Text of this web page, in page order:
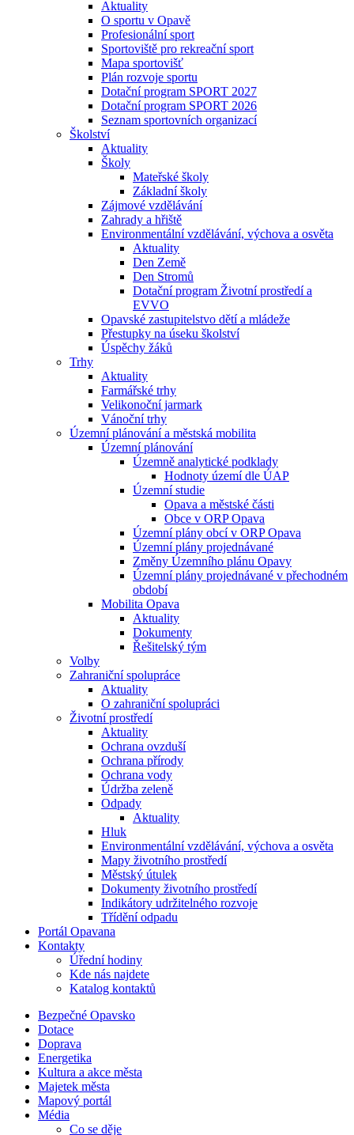
Aktuality
O sportu v Opavě
Profesionální sport
Sportoviště pro rekreační sport
Mapa sportovišť
Plán rozvoje sportu
Dotační program SPORT 2027
Dotační program SPORT 2026
Seznam sportovních organizací
Školství
Aktuality
Školy
Mateřské školy
Základní školy
Zájmové vzdělávání
Zahrady a hřiště
Environmentální vzdělávání, výchova a osvěta
Aktuality
Den Země
Den Stromů
Dotační program Životní prostředí a
EVVO
Opavské zastupitelstvo dětí a mládeže
Přestupky na úseku školství
Úspěchy žáků
Trhy
Aktuality
Farmářské trhy
Velikonoční jarmark
Vánoční trhy
Územní plánování a městská mobilita
Územní plánování
Územně analytické podklady
Hodnoty území dle ÚAP
Územní studie
Opava a městské části
Obce v ORP Opava
Územní plány obcí v ORP Opava
Územní plány projednávané
Změny Územního plánu Opavy
Územní plány projednávané v přechodném
období
Mobilita Opava
Aktuality
Dokumenty
Řešitelský tým
Volby
Zahraniční spolupráce
Aktuality
O zahraniční spolupráci
Životní prostředí
Aktuality
Ochrana ovzduší
Ochrana přírody
Ochrana vody
Údržba zeleně
Odpady
Aktuality
Hluk
Environmentální vzdělávání, výchova a osvěta
Mapy životního prostředí
Městský útulek
Dokumenty životního prostředí
Indikátory udržitelného rozvoje
Třídění odpadu
Portál Opavana
Kontakty
Úřední hodiny
Kde nás najdete
Katalog kontaktů
Bezpečné Opavsko
Dotace
Doprava
Energetika
Kultura a akce města
Majetek města
Mapový portál
Média
Co se děje